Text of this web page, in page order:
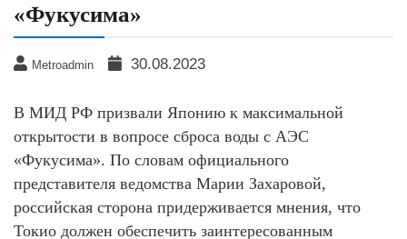
«Фукусима»
Metroadmin 30.08.2023
В МИД РФ призвали Японию к максимальной
открытости в вопросе сброса воды с АЭС
«Фукусима». По словам официального
представителя ведомства Марии Захаровой,
российская сторона придерживается мнения, что
Токио должен обеспечить заинтересованным